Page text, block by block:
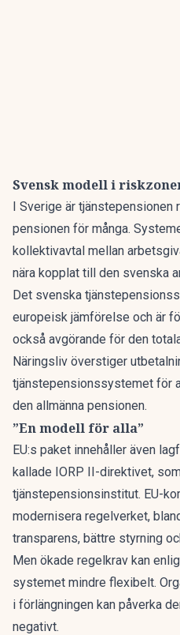
Svensk modell i
I Sverige är tjänstepensionen
pensionen för många.
kollektivavtal mellan
nära kopplat till den svenska
Det svenska
europeisk jämförelse och är
också avgörande för den
Näringsliv överstiger
tjänstepensionssystemet för
den allmänna pensionen.
”En modell för alla”
EU:s paket innehåller även
kallade IORP II-direktivet,
tjänstepensionsinstitut. EU-
modernisera regelverket,
transparens, bättre styrning
Men ökade regelkrav kan
systemet mindre flexibelt.
i förlängningen kan påverka
negativt.